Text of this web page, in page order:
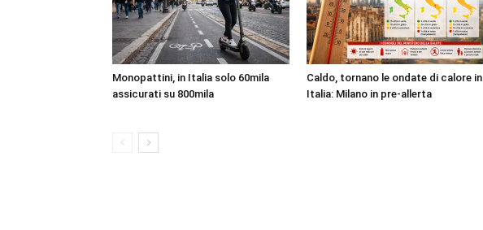
Monopattini, in Italia solo 60mila
assicurati su 800mila
Caldo, tornano le ondate di calore in
Italia: Milano in pre-allerta